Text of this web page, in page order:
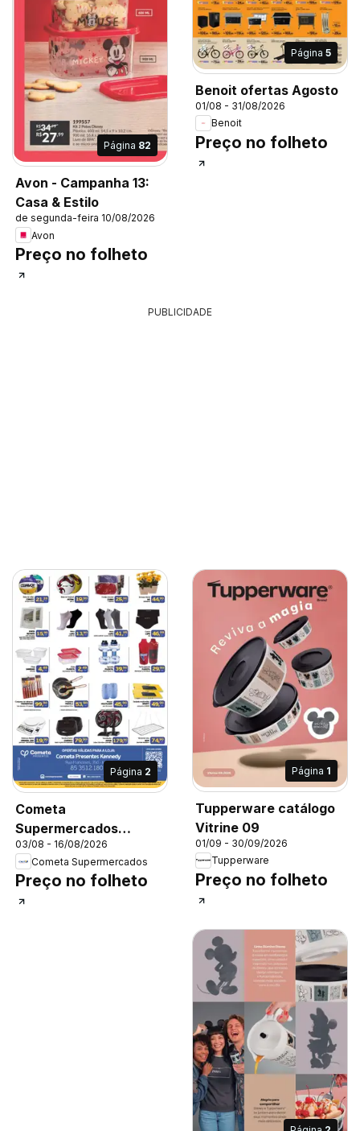
Página 82
Avon - Campanha 13:
Casa & Estilo
de segunda-feira 10/08/2026
Avon
Preço no folheto
Página 5
Benoit ofertas Agosto
01/08 - 31/08/2026
Benoit
Preço no folheto
PUBLICIDADE
Página 2
Cometa
Supermercados
ofertas Presentes
03/08 - 16/08/2026
Cometa Supermercados
Preço no folheto
Página 1
Tupperware catálogo
Vitrine 09
01/09 - 30/09/2026
Tupperware
Preço no folheto